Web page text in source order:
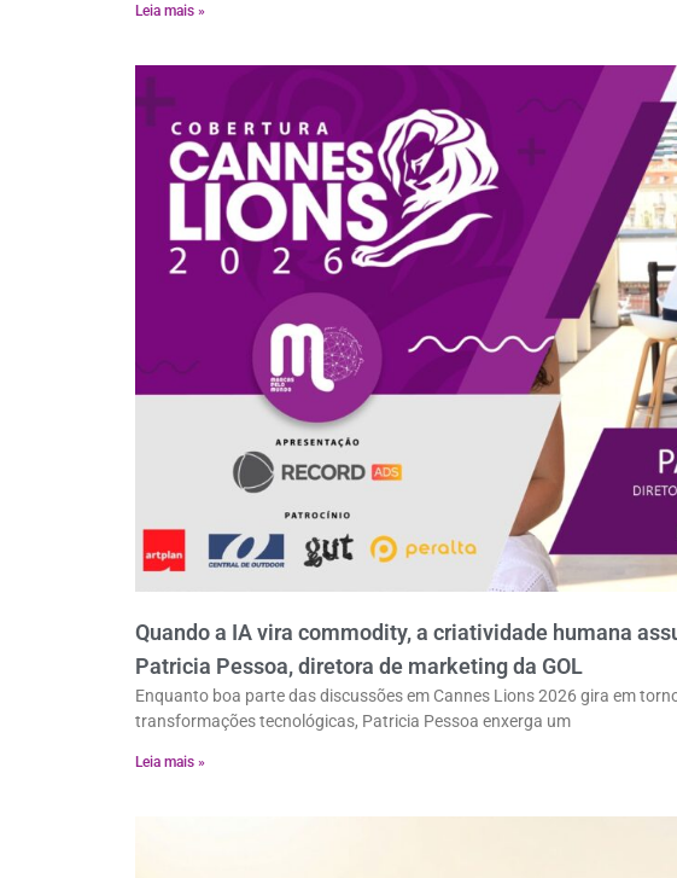
Leia mais »
Quando a IA vira commodity, a criatividade humana
Patricia Pessoa, diretora de marketing da GOL
Enquanto boa parte das discussões em Cannes Lions 2026 gira em
transformações tecnológicas, Patricia Pessoa enxerga um
Leia mais »